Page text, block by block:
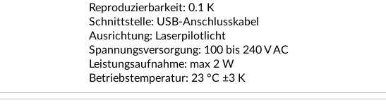
Reproduzierbarkeit: 0.1 K
Schnittstelle: USB-Anschlusskabel
Ausrichtung: Laserpilotlicht
Spannungsversorgung: 100 bis 240 V AC
Leistungsaufnahme: max 2 W
Betriebstemperatur: 23 °C ±3 K